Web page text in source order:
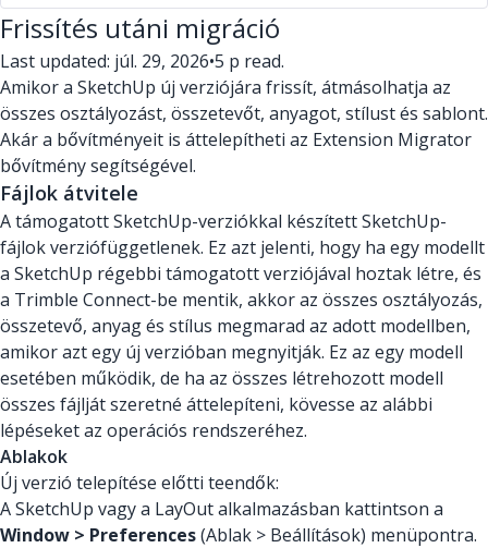
Frissítés utáni migráció
Last updated: júl. 29, 2026•5 p read.
Amikor a SketchUp új verziójára frissít, átmásolhatja az
összes osztályozást, összetevőt, anyagot, stílust és sablont.
Akár a bővítményeit is áttelepítheti az Extension Migrator
bővítmény segítségével.
Fájlok átvitele
A támogatott SketchUp-verziókkal készített SketchUp-
fájlok verziófüggetlenek. Ez azt jelenti, hogy ha egy modellt
a SketchUp régebbi támogatott verziójával hoztak létre, és
a Trimble Connect-be mentik, akkor az összes osztályozás,
összetevő, anyag és stílus megmarad az adott modellben,
amikor azt egy új verzióban megnyitják. Ez az egy modell
esetében működik, de ha az összes létrehozott modell
összes fájlját szeretné áttelepíteni, kövesse az alábbi
lépéseket az operációs rendszeréhez.
Ablakok
Új verzió telepítése előtti teendők:
A SketchUp vagy a LayOut alkalmazásban kattintson a
Window > Preferences(Ablak > Beállítások) menüpontra.